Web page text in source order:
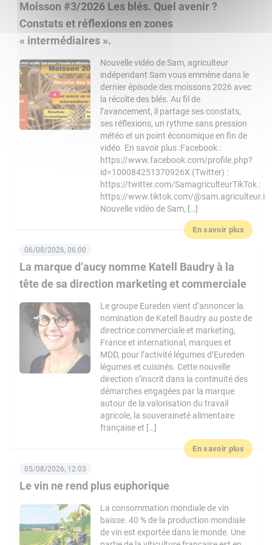
Moisson #3/2026 Les blés. Quel avenir ?
Constats et réflexions en zones
« intermédiaires ».
Nouvelle vidéo de Sam, agriculteur
indépendant Sam vous emmène dans le
dernier épisode des moissons 2026 avec
la récolte des blés. Au fil de
l’avancement, il partage ses constats,
ses réflexions, un rythme sans pression
météo et un point économique en fin de
vidéo. En savoir plus :Facebook :
https://www.facebook.com/profile.php?
id=100084251370926X (Twitter) :
https://twitter.com/SamagriculteurTikTok :
https://www.tiktok.com/@sam.agriculteur.i
Nouvelle vidéo de Sam, […]
En savoir plus
La marque d’aucy nomme Katell Baudry à la
tête de sa direction marketing et commerciale
06/08/2026, 06:00
Le groupe Eureden vient d’annoncer la
nomination de Katell Baudry au poste de
directrice commerciale et marketing,
France et international, marques et
MDD, pour l’activité légumes d’Eureden
légumes et cuisinés. Cette nouvelle
direction s’inscrit dans la continuité des
démarches engagées par la marque
autour de la valorisation du travail
agricole, la souveraineté alimentaire
française et […]
En savoir plus
Le vin ne rend plus euphorique
05/08/2026, 12:03
La consommation mondiale de vin
baisse. 40 % de la production mondiale
de vin est exportée dans le monde. Une